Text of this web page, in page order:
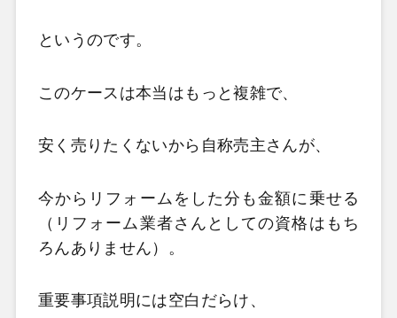
というのです。
このケースは本当はもっと複雑で、
安く売りたくないから自称売主さんが、
今からリフォームをした分も金額に乗せる
（リフォーム業者さんとしての資格はもち
ろんありません）。
重要事項説明には空白だらけ、